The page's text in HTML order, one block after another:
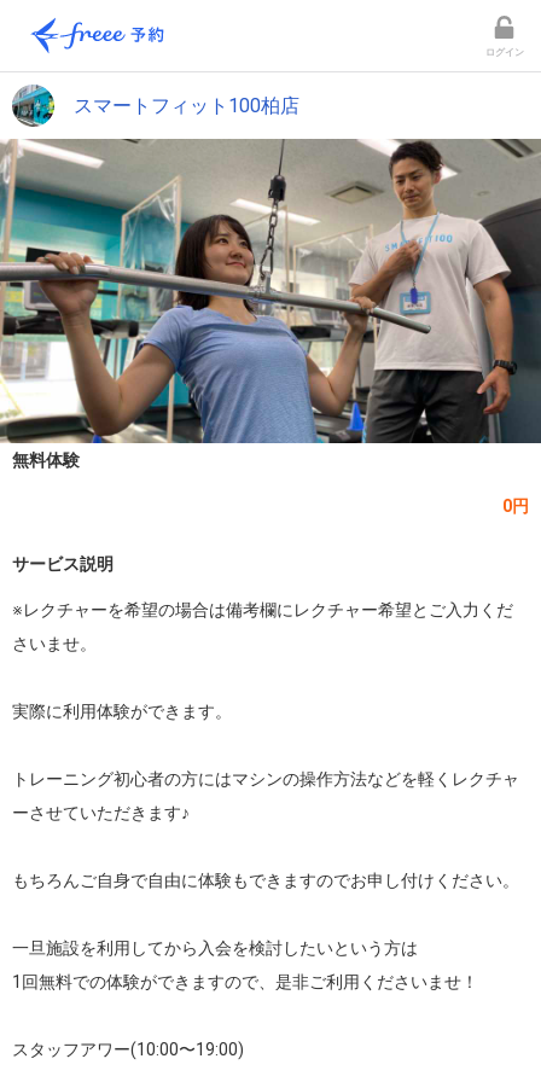
ログイン
スマートフィット100柏店
無料体験
0円
サービス説明
※レクチャーを希望の場合は備考欄にレクチャー希望とご入力くだ
さいませ。
実際に利用体験ができます。
トレーニング初心者の方にはマシンの操作方法などを軽くレクチャ
ーさせていただきます♪
もちろんご自身で自由に体験もできますのでお申し付けください。
一旦施設を利用してから入会を検討したいという方は
1回無料での体験ができますので、是非ご利用くださいませ！
スタッフアワー(10:00〜19:00)